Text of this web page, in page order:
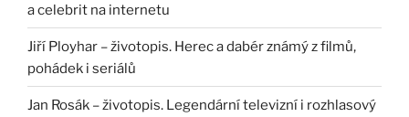
a celebrit na internetu
Jiří Ployhar – životopis. Herec a dabér známý z filmů,
pohádek i seriálů
Jan Rosák – životopis. Legendární televizní i rozhlasový